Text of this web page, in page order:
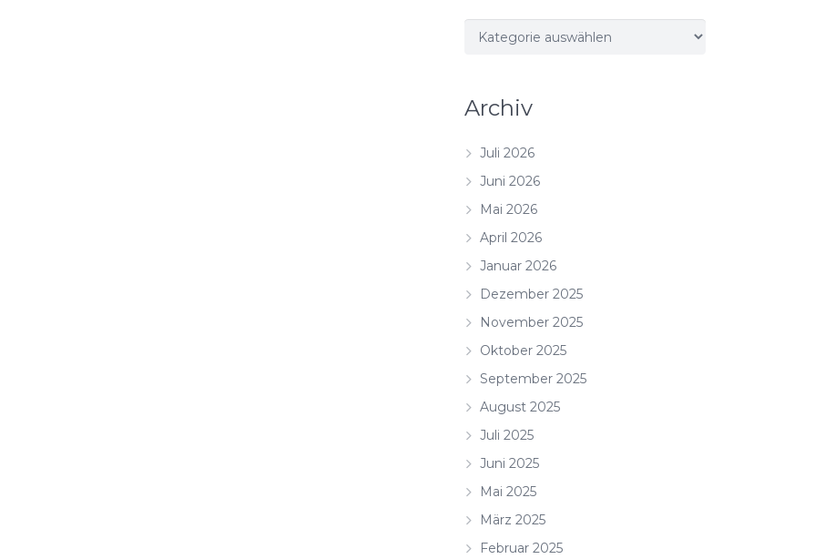
Kategorien
Archiv
Juli 2026
Juni 2026
Mai 2026
April 2026
Januar 2026
Dezember 2025
November 2025
Oktober 2025
September 2025
August 2025
Juli 2025
Juni 2025
Mai 2025
März 2025
Februar 2025